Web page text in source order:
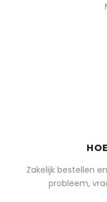
Zakelijk bestellen
probleem,